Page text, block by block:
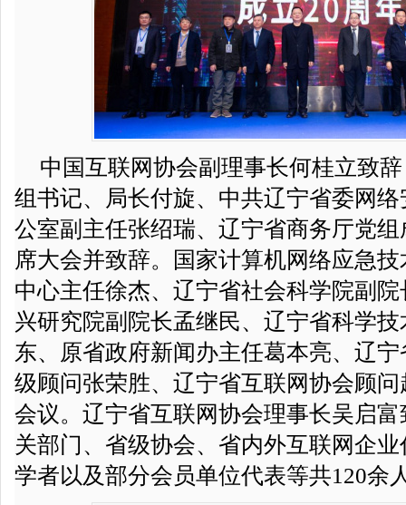
中国互联网协会副理事长何桂立致
组书记、局长付旋、中共辽宁省委网
公室副主任张绍瑞、辽宁省商务厅党
席大会并致辞。国家计算机网络应急
中心主任徐杰、辽宁省社会科学院副
兴研究院副院长孟继民、辽宁省科学
东、原省政府新闻办主任葛本亮、辽
级顾问张荣胜、辽宁省互联网协会顾
会议。辽宁省互联网协会理事长吴启
关部门、省级协会、省内外互联网企
学者以及部分会员单位代表等共120余